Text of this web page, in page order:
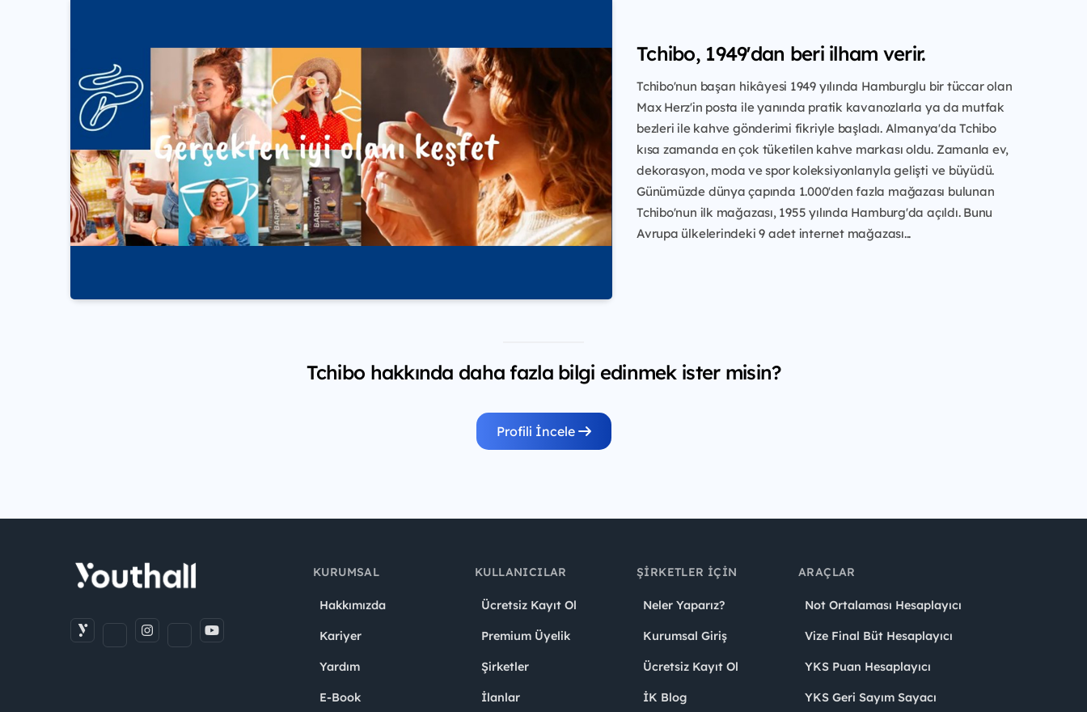
Tchibo, 1949'dan beri ilham verir.
Tchibo'nun başarı hikâyesi 1949 yılında Hamburglu bir tüccar olan
Max Herz'in posta ile yanında pratik kavanozlarla ya da mutfak
bezleri ile kahve gönderimi fikriyle başladı. Almanya'da Tchibo
kısa zamanda en çok tüketilen kahve markası oldu. Zamanla ev,
dekorasyon, moda ve spor koleksiyonlarıyla gelişti ve büyüdü.
Günümüzde dünya çapında 1.000'den fazla mağazası bulunan
Tchibo'nun ilk mağazası, 1955 yılında Hamburg'da açıldı. Bunu
Avrupa ülkelerindeki 9 adet internet mağazası...
Tchibo hakkında daha fazla bilgi edinmek ister misin?
Profili İncele
KURUMSAL
Hakkımızda
Kariyer
Yardım
E-Book
KULLANICILAR
Ücretsiz Kayıt Ol
Premium Üyelik
Şirketler
İlanlar
ŞIRKETLER İÇIN
Neler Yaparız?
Kurumsal Giriş
Ücretsiz Kayıt Ol
İK Blog
ARAÇLAR
Not Ortalaması Hesaplayıcı
Vize Final Büt Hesaplayıcı
YKS Puan Hesaplayıcı
YKS Geri Sayım Sayacı